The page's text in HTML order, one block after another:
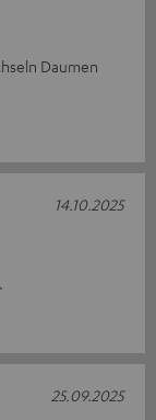
Daumen
14.10.2025
25.09.2025